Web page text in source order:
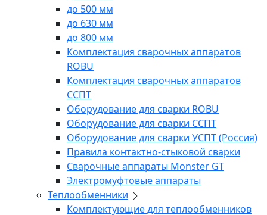
до 500 мм
до 630 мм
до 800 мм
Комплектация сварочных аппаратов
ROBU
Комплектация сварочных аппаратов
ССПТ
Оборудование для сварки ROBU
Оборудование для сварки ССПТ
Оборудование для сварки УСПТ (Россия)
Правила контактно-стыковой сварки
Сварочные аппараты Monster GT
Электромуфтовые аппараты
Теплообменники
Комплектующие для теплообменников